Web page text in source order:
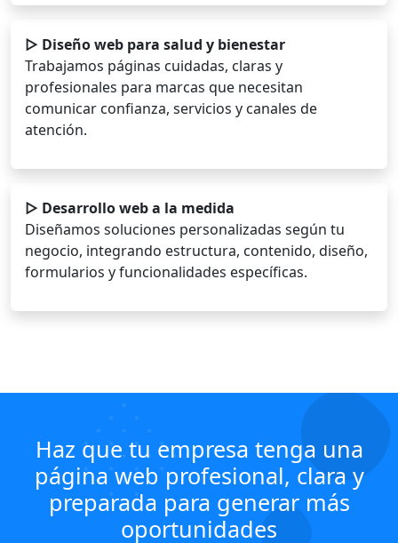
▷ Diseño web para salud y bienestar
Trabajamos páginas cuidadas, claras y
profesionales para marcas que necesitan
comunicar confianza, servicios y canales de
atención.
▷ Desarrollo web a la medida
Diseñamos soluciones personalizadas según tu
negocio, integrando estructura, contenido, diseño,
formularios y funcionalidades específicas.
Haz que tu empresa tenga una
página web profesional, clara y
preparada para generar más
oportunidades